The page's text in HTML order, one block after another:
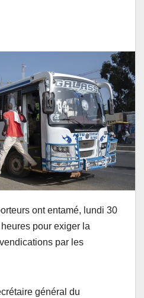
ont entamé, lundi 30
pour exiger la
par les
général du